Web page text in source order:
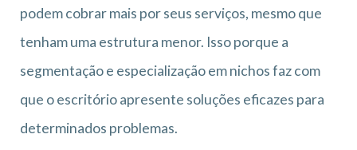
podem cobrar mais por seus serviços, mesmo que
tenham uma estrutura menor. Isso porque a
segmentação e especialização em nichos faz com
que o escritório apresente soluções eficazes para
determinados problemas.